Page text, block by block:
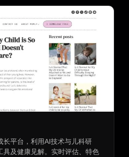
长平台，利用AI技术与儿科研
具及健康见解。实时评估、特色